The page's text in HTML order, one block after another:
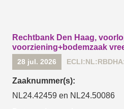
Rechtbank Den Haag,
voorziening+bodemzaak
28 jul. 2026
Zaaknummer(s):
NL24.42459 en NL24.50086